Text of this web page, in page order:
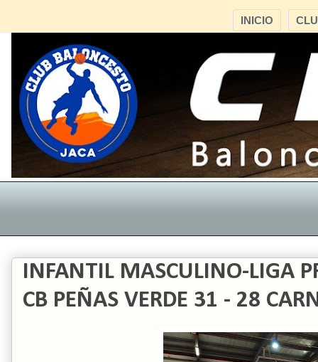
INICIO
INFANTIL MASCULINO-LIGA
CB PEÑAS VERDE 31 - 28